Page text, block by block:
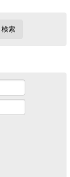
検索